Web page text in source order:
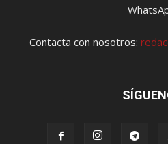
Contacta con nosotros: